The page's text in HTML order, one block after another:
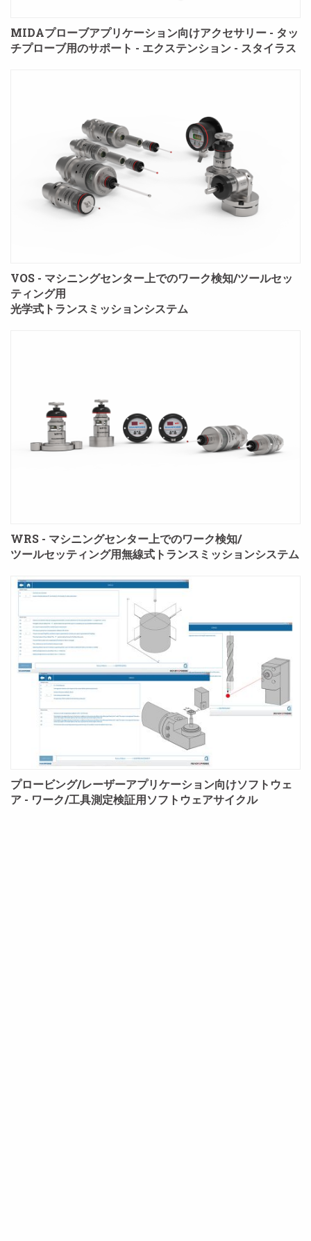
MIDAプローブアプリケーション向けアクセサリー - タッ
チプローブ用のサポート - エクステンション - スタイラス
VOS - マシニングセンター上でのワーク検知/ツールセッ
ティング用
光学式トランスミッションシステム
WRS - マシニングセンター上でのワーク検知/
ツールセッティング用無線式トランスミッションシステム
プロービング/レーザーアプリケーション向けソフトウェ
ア - ワーク/工具測定検証用ソフトウェアサイクル